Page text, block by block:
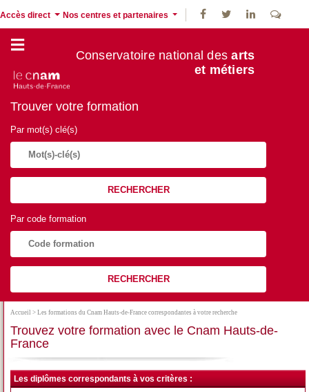
Accès direct Nos centres et partenaires
Conservatoire national desarts
et métiers
Trouver votre formation
Par mot(s) clé(s)
RECHERCHER
Par code formation
RECHERCHER
Accueil > Les formations du Cnam Hauts-de-France correspondantes à votre recherche
Trouvez votre formation avec le Cnam Hauts-de-
France
Les diplômes correspondants à vos critères :